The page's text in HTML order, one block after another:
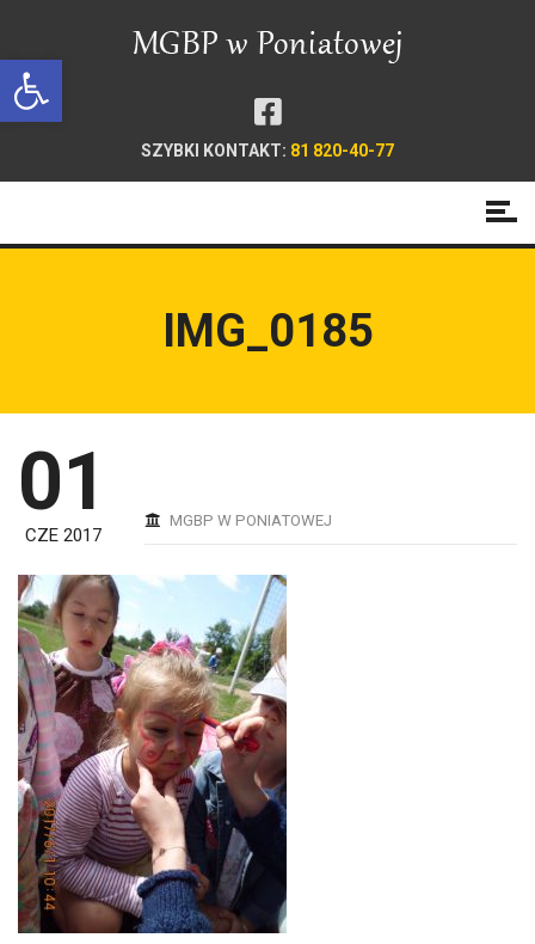
Open toolbar
SZYBKI KONTAKT: 81 820-40-77
IMG_0185
01
CZE 2017
MGBP W PONIATOWEJ